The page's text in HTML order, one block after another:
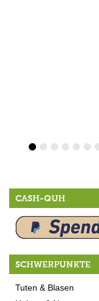
CASH-QUH
SCHWERPUNKTE
Tuten & Blasen